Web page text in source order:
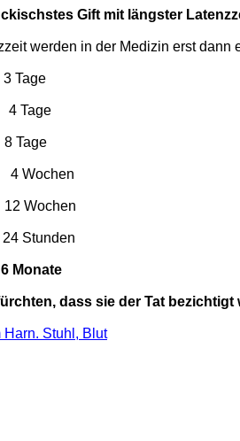
Gift mit längster
werden in der Medizin erst
3 Tage
4 Tage
8 Tage
4 Wochen
12 Wochen
24 Stunden
6 Monate
dass sie der Tat
Stuhl, Blut